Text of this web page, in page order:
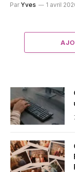
Par Yves 1 avril